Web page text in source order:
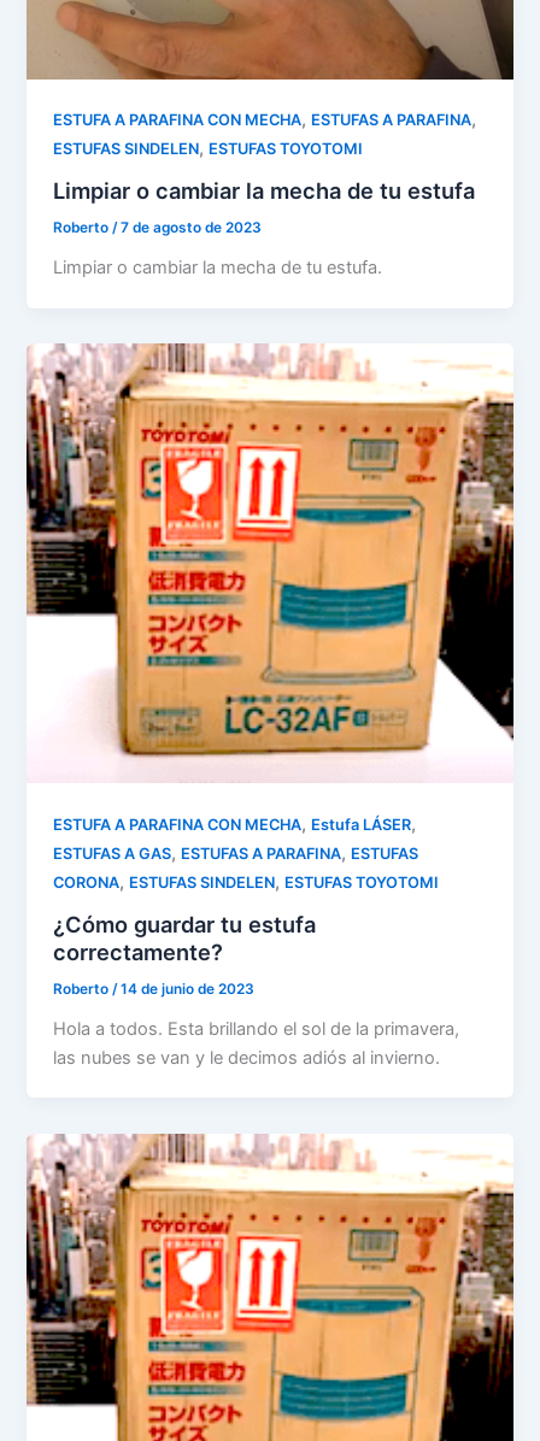
ESTUFA A PARAFINA CON MECHA, ESTUFAS A PARAFINA,
ESTUFAS SINDELEN, ESTUFAS TOYOTOMI
Limpiar o cambiar la mecha de tu estufa
Roberto/7 de agosto de 2023
Limpiar o cambiar la mecha de tu estufa.
ESTUFA A PARAFINA CON MECHA, Estufa LÁSER,
ESTUFAS A GAS, ESTUFAS A PARAFINA, ESTUFAS
CORONA, ESTUFAS SINDELEN, ESTUFAS TOYOTOMI
¿Cómo guardar tu estufa
correctamente?
Roberto /14 de junio de 2023
Hola a todos. Esta brillando el sol de la primavera,
las nubes se van y le decimos adiós al invierno.